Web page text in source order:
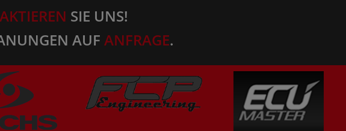
SIE UNS!
AUF ANFRAGE.